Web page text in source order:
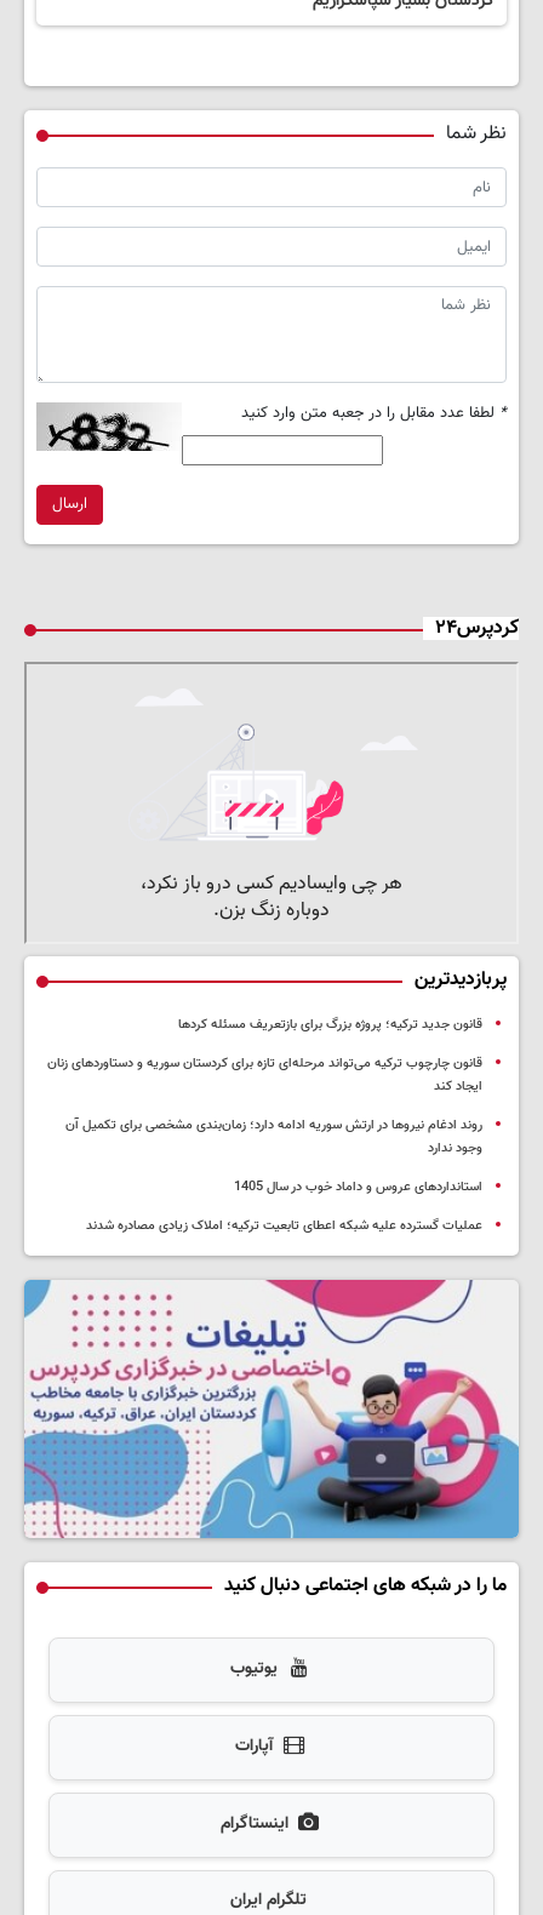
نظر شما
* لطفا عدد مقابل را در جعبه متن وارد کنید
ارسال
کردپرس۲۴
پربازدیدترین
قانون جدید ترکیه؛ پروژه بزرگ‌ برای بازتعریف مسئله کردها
قانون چارچوب ترکیه می‌تواند مرحله‌ای تازه برای کردستان سوریه و دستاوردهای زنان
ایجاد کند
روند ادغام نیروها در ارتش سوریه ادامه دارد؛ زمان‌بندی مشخصی برای تکمیل آن
وجود ندارد
استانداردهای عروس و داماد خوب در سال 1405
عملیات گسترده علیه شبکه اعطای تابعیت ترکیه؛ املاک زیادی مصادره شدند
ما را در شبکه های اجتماعی دنبال کنید
یوتیوب
آپارات
اینستاگرام
تلگرام ایران